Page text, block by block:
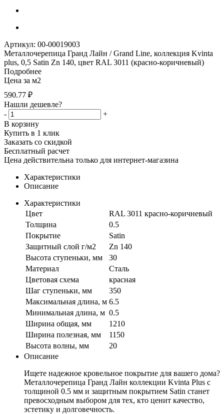
Артикул: 00-00019003
Металлочерепица Гранд Лайн / Grand Line, коллекция Kvinta
plus, 0,5 Satin Zn 140, цвет RAL 3011 (красно-коричневый)
Подробнее
Цена за м2
590.77 ₽
Нашли дешевле?
-
+
В корзину
Купить в 1 клик
Заказать со скидкой
Бесплатный расчет
Цена действительна только для интернет-магазина
Характеристики
Описание
Характеристики
Цвет
RAL 3011 красно-коричневый
Толщина
0.5
Покрытие
Satin
Защитный слой г/м2
Zn 140
Высота ступеньки, мм
30
Материал
Сталь
Цветовая схема
красная
Шаг ступеньки, мм
350
Максимальная длина, м 6.5
Минимальная длина, м 0.5
Ширина общая, мм
1210
Ширина полезная, мм
1150
Высота волны, мм
20
Описание
Ищете надежное кровельное покрытие для вашего дома?
Металлочерепица Гранд Лайн коллекции Kvinta Plus с
толщиной 0.5 мм и защитным покрытием Satin станет
превосходным выбором для тех, кто ценит качество,
эстетику и долговечность.